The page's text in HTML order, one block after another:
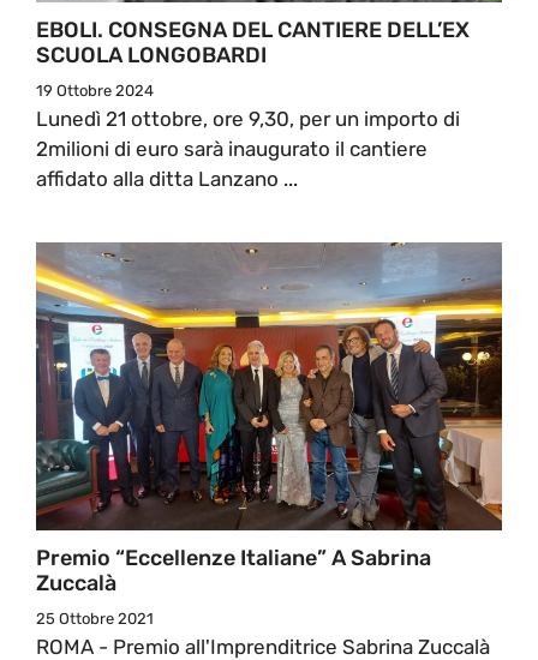
EBOLI. CONSEGNA DEL CANTIERE DELL’EX
SCUOLA LONGOBARDI
19 Ottobre 2024
Lunedì 21 ottobre, ore 9,30, per un importo di
2milioni di euro sarà inaugurato il cantiere
affidato alla ditta Lanzano ...
Premio “Eccellenze Italiane” A Sabrina
Zuccalà
25 Ottobre 2021
ROMA - Premio all'Imprenditrice Sabrina Zuccalà